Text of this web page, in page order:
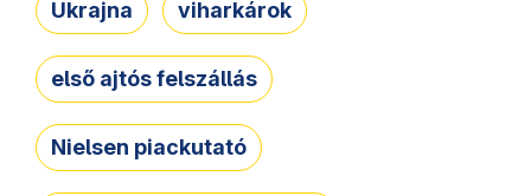
Ukrajna viharkárok
első ajtós felszállás
Nielsen piackutató